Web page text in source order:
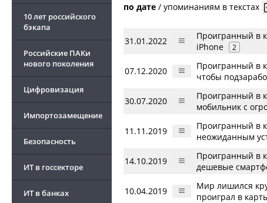
10 лет российского
бэкапа
Российские ПАКи
нового поколения
Цифровизация
Импортозамещение
Безопасность
ИТ в госсекторе
ИТ в банках
по дате / упоминаниям в текстах
31.01.2022
Проигранный в
iPhone
2
07.12.2020
Проигранный в
чтобы
30.07.2020
Проигранный в
мобильник с
11.11.2019
Проигранный в
неожиданным
14.10.2019
Проигранный в
дешевые
10.04.2019
Мир лишился
проиграл в